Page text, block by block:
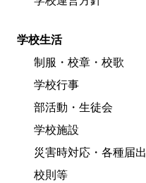
学校生活
制服・校章・校歌
学校行事
部活動・生徒会
学校施設
災害時対応・各種届出
校則等